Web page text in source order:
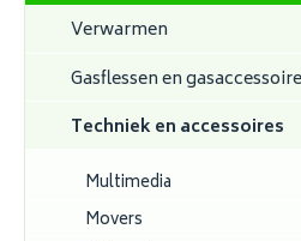
Verwarmen
Gasflessen en
Techniek en accessoires
Multimedia
Movers